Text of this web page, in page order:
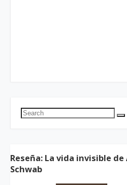
Reseña: La vida invisible de
Schwab